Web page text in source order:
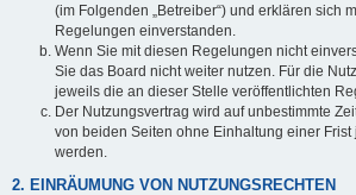
(im Folgenden „Betreiber“) und erklären sich
Regelungen einverstanden.
Wenn Sie mit diesen Regelungen nicht
Sie das Board nicht weiter nutzen. Für die
jeweils die an dieser Stelle veröffentlichten
Der Nutzungsvertrag wird auf unbestimmte
von beiden Seiten ohne Einhaltung einer
werden.
2. EINRÄUMUNG VON NUTZUNGSRECHTEN